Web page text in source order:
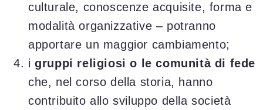
culturale, conoscenze acquisite, forma e
modalità organizzative – potranno
apportare un maggior cambiamento;
igruppi religiosi o le comunità di fede
che, nel corso della storia, hanno
contribuito allo sviluppo della società